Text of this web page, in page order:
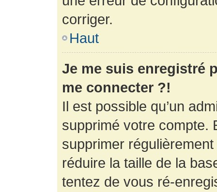
corriger.
Haut
Je me suis enregistré
me connecter ?!
Il est possible qu’un
supprimé votre compte.
supprimer
réduire la taille de la
tentez de vous ré-